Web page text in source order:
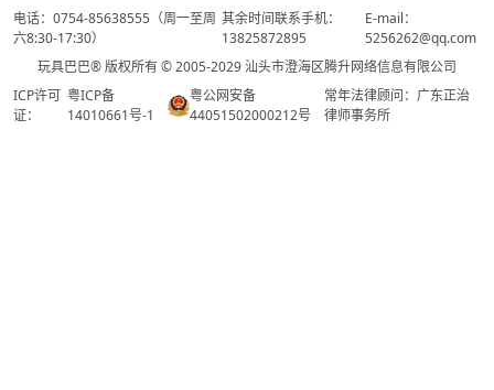
电话：0754-85638555（周一至周
六8:30-17:30）
其余时间联系手机：
13825872895
E-mail：
5256262@qq.com
玩具巴巴® 版权所有 © 2005-2029 汕头市澄海区腾升网络信息有限公司
ICP许可
证：
粤ICP备
14010661号-1
粤公网安备
44051502000212号
常年法律顾问：广东正治
律师事务所